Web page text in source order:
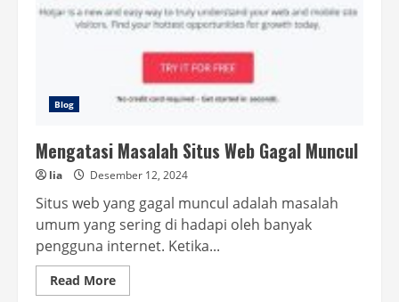
Blog
Mengatasi Masalah Situs Web Gagal Muncul
lia Desember 12, 2024
Situs web yang gagal muncul adalah masalah
umum yang sering di hadapi oleh banyak
pengguna internet. Ketika...
Read MoreRead
more